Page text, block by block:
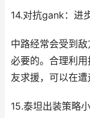
14.对抗gank：进
中路经常会受到
必要的。合理利
友求援，可以在遭
15.泰坦出装策略